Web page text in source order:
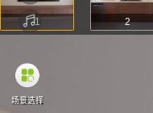
场景选择
1 2